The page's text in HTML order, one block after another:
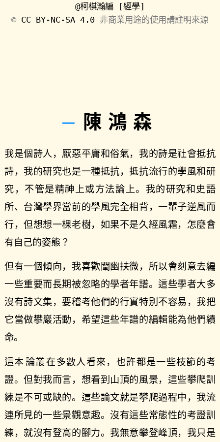
@柯棋瀚編
[經學]
©️ CC BY-NC-SA 4.0 非商業用途的使用請註明來源
陳鴻森
我是個詩人，厭惡平庸和俗氣，我的詩是社會抵抗
詩，我的研究也是一種抵抗，抵抗流行的學風和研
究，不管是精神上或方法論上。我的研究和史語
所、台灣學界當前的學風完全相背，一輩子逆風而
行，但想想一棵老樹，如果不是久經風霜，怎麼會
有自己的姿態？
但有一個傾向，我喜歡闡幽扶微，所以會刻意去編
一些重要而長期被忽略的學者年譜。這些學者大多
沒有詩文集，要稽考他們的行實特別不容易，我把
它當做攀巖活動，希望這些年譜的編輯能為他們續
命。
這本論叢在多數人看來，也許都是一些枝節的考
證。但對我而言，想看到山頂的風景，這些攀爬訓
練是不可或缺的。這些論文就是攀爬過程中，我流
連所見的一些景觀意趣。沒有這些常態性的考證訓
練，就沒有登高的腳力。我無意攀登峰頂，我只是